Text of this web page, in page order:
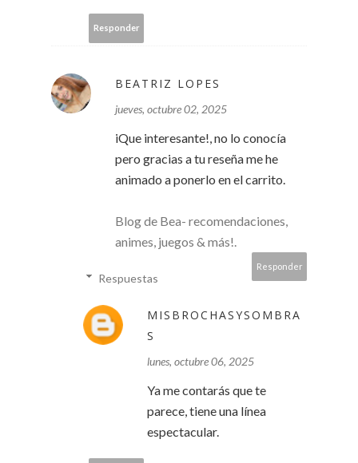
Responder
BEATRIZ LOPES
jueves, octubre 02, 2025
iQue interesante!, no lo conocía
pero gracias a tu reseña me he
animado a ponerlo en el carrito.
Blog de Bea- recomendaciones,
animes, juegos & más!.
Responder
Respuestas
MISBROCHASYSOMBRA
S
lunes, octubre 06, 2025
Ya me contarás que te
parece, tiene una línea
espectacular.